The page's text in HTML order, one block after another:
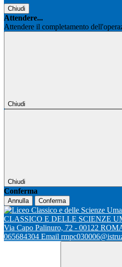
Chiudi
Attendere...
Attendere il completamento
Chiudi
Chiudi
Conferma
Annulla Conferma
CLASSICO E DELLE SCIENZE
Via Capo Palinuro, 72 - 00122
065684304 Email